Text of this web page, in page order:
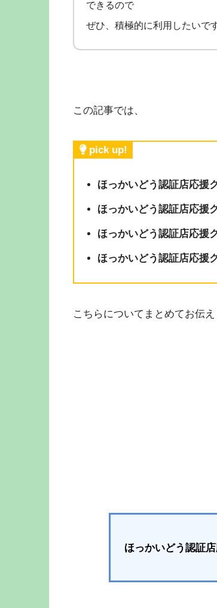
できるので
ぜひ、積極的に利用したいで
この記事では、
pick up!
ほっかいどう認証店応援
ほっかいどう認証店応援
ほっかいどう認証店応援
ほっかいどう認証店応援
こちらについてまとめてお伝え
ほっかいどう認証